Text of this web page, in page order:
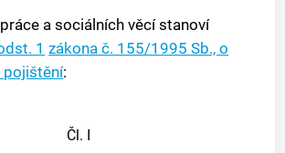
a sociálních věcí stanoví
1 zákona č. 155/1995 Sb., o
pojištění:
Čl. I